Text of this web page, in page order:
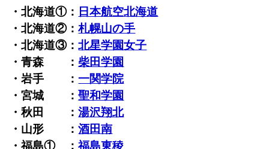
・北海道①： 日本航空北海道
・北海道②：札幌山の手
・北海道③：北星学園女子
・青森 ： 柴田学園
・岩手 ：一関学院
・宮城 ：聖和学園
・秋田 ：湯沢翔北
・山形 ：酒田南
・福島① ：福島東稜